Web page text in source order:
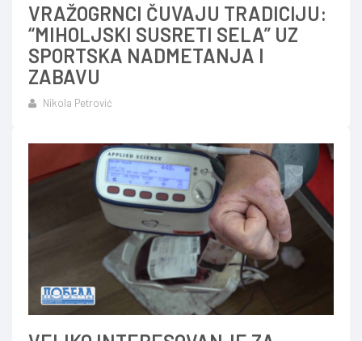
VRAŽOGRNCI ČUVAJU TRADICIJU:
“MIHOLJSKI SUSRETI SELA” UZ
SPORTSKA NADMETANJA I
ZABAVU
Nikola Petrović